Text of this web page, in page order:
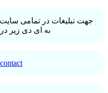
جهت تبلیغات در تمامی
به ای دی زیر در